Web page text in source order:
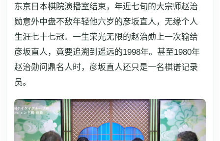
东京日本棋院演播室结束，年近七旬的大宗师赵治
勋意外中盘不敌年轻他六岁的彦坂直人，无缘个人
生涯七十七冠。一生荣光无限的赵治勋上一次输给
彦坂直人，竟要追溯到遥远的1998年。甚至1980年
赵治勋问鼎名人时，彦坂直人还只是一名棋谱记录
员。